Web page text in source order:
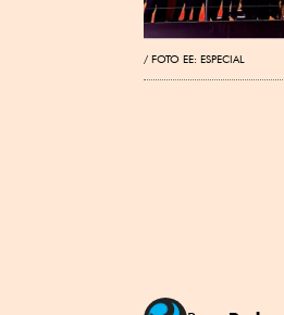
FOTO EE: ESPECIAL